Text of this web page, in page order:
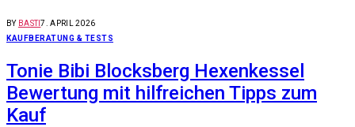
BY BASTI7. APRIL 2026
KAUFBERATUNG & TESTS
Tonie Bibi Blocksberg Hexenkessel
Bewertung mit hilfreichen Tipps zum
Kauf